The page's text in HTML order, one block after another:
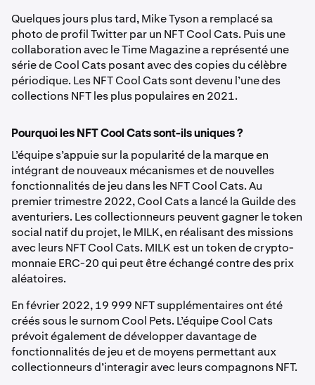
Quelques jours plus tard, Mike Tyson a remplacé sa
photo de profil Twitter par un NFT Cool Cats. Puis une
collaboration avec le Time Magazine a représenté une
série de Cool Cats posant avec des copies du célèbre
périodique. Les NFT Cool Cats sont devenu l’une des
collections NFT les plus populaires en 2021.
Pourquoi les NFT Cool Cats sont-ils uniques ?
L’équipe s’appuie sur la popularité de la marque en
intégrant de nouveaux mécanismes et de nouvelles
fonctionnalités de jeu dans les NFT Cool Cats. Au
premier trimestre 2022, Cool Cats a lancé la Guilde des
aventuriers. Les collectionneurs peuvent gagner le token
social natif du projet, le MILK, en réalisant des missions
avec leurs NFT Cool Cats. MILK est un token de crypto-
monnaie ERC-20 qui peut être échangé contre des prix
aléatoires.
En février 2022, 19 999 NFT supplémentaires ont été
créés sous le surnom Cool Pets. L’équipe Cool Cats
prévoit également de développer davantage de
fonctionnalités de jeu et de moyens permettant aux
collectionneurs d’interagir avec leurs compagnons NFT.